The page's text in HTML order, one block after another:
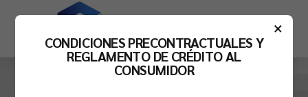
×
CONDICIONES PRECONTRACTUALES Y
REGLAMENTO DE CRÉDITO AL
CONSUMIDOR